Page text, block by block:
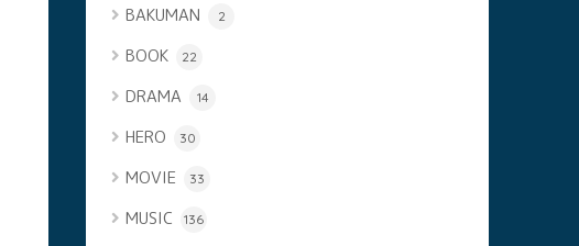
BAKUMAN 2
BOOK 22
DRAMA 14
HERO 30
MOVIE 33
MUSIC 136